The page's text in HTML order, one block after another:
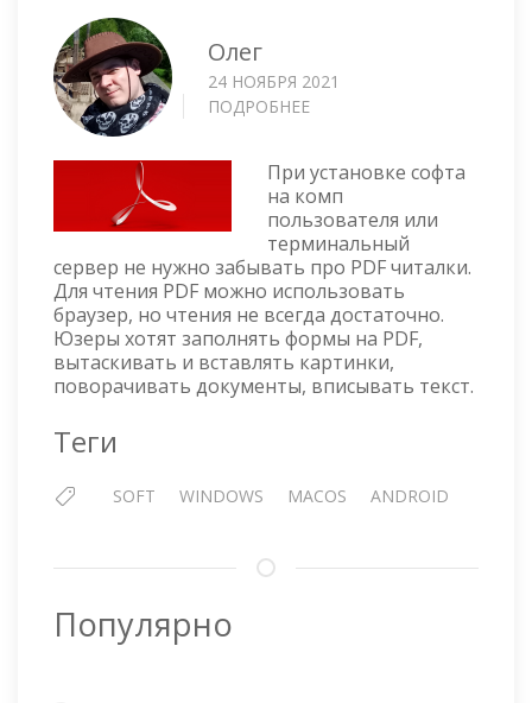
Олег
24 НОЯБРЯ 2021
ПОДРОБНЕЕ
READER
DC
—
БЕСПЛАТНЫЙ
PDF
READER
При установке софта
на комп
пользователя или
терминальный
сервер не нужно забывать про PDF читалки.
Для чтения PDF можно использовать
браузер, но чтения не всегда достаточно.
Юзеры хотят заполнять формы на PDF,
вытаскивать и вставлять картинки,
поворачивать документы, вписывать текст.
Теги
SOFT WINDOWS MACOS ANDROID
Популярно